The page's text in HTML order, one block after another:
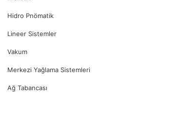
Hidro Pnömatik
Lineer Sistemler
Vakum
Merkezi Yağlama Sistemleri
Ağ Tabancası